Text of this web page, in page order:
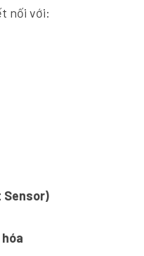
nối với:
Sensor)